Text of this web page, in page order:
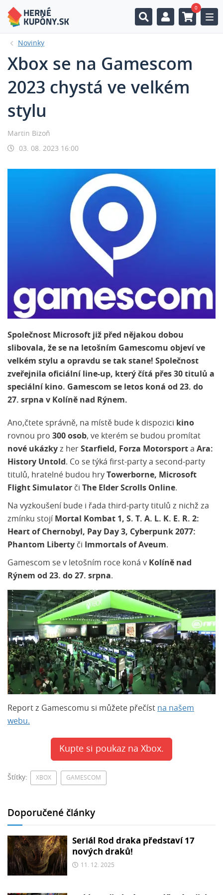
0
Novinky
Xbox se na Gamescom
2023 chystá ve velkém
stylu
Martin Bizoň
03. 08. 2023 16:00
Společnost Microsoft již před nějakou dobou
slibovala, že se na letošním Gamescomu objeví ve
velkém stylu a opravdu se tak stane! Společnost
zveřejnila oficiální line-up, který čítá přes 30 titulů a
speciální kino. Gamescom se letos koná od 23. do
27. srpna v Kolíně nad Rýnem.
Ano,čtete správně, na místě bude k dispozici kino
rovnou pro 300 osob, ve kterém se budou promítat
nové ukázky z her Starfield, Forza Motorsport a Ara:
History Untold . Co se týká first-party a second-party
titulů, hratelné budou hry Towerborne, Microsoft
Flight Simulator či The Elder Scrolls Online.
Na vyzkoušení bude i řada third-party titulů z nichž za
zmínku stojí Mortal Kombat 1, S. T. A. L. K. E. R. 2:
Heart of Chernobyl, Pay Day 3, Cyberpunk 2077:
Phantom Liberty či Immortals of Aveum.
Gamescom se v letošním roce koná v Kolíně nad
Rýnem od 23. do 27. srpna.
Report z Gamescomu si můžete přečíst na našem
webu.
Kupte si poukaz na Xbox.
Štítky: XBOX GAMESCOM
Doporučené články
Seriál Rod draka představí 17
nových draků!
11. 12. 2025